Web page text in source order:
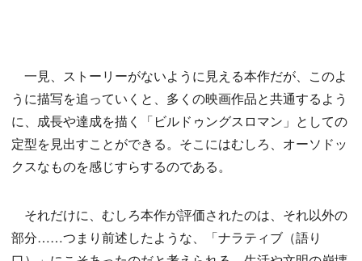
一見、ストーリーがないように見える本作だが、このよ
うに描写を追っていくと、多くの映画作品と共通するよう
に、成長や達成を描く「ビルドゥングスロマン」としての
定型を見出すことができる。そこにはむしろ、オーソドッ
クスなものを感じすらするのである。
それだけに、むしろ本作が評価されたのは、それ以外の
部分……つまり前述したような、「ナラティブ（語り